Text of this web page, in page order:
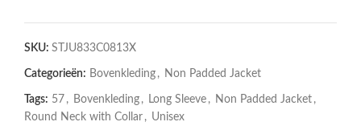
SKU: STJU833C0813X
Categorieën: Bovenkleding , Non Padded Jacket
Tags: 57 , Bovenkleding , Long Sleeve , Non Padded Jacket ,
Round Neck with Collar , Unisex